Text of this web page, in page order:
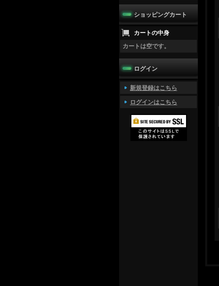
ショッピングカート
カートの中身
カートは空です。
ログイン
新規登録はこちら
ログインはこちら